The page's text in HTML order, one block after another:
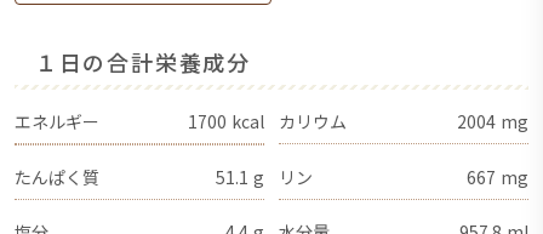
１日の合計栄養成分
エネルギー 1700 kcal カリウム 2004 mg
たんぱく質 51.1 g リン 667 mg